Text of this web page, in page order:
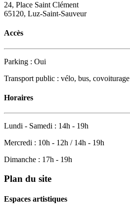
24, Place Saint Clément
65120, Luz-Saint-Sauveur
Accès
Parking : Oui
Transport public : vélo, bus, covoiturage
Horaires
Lundi - Samedi : 14h - 19h
Mercredi : 10h - 12h / 14h - 19h
Dimanche : 17h - 19h
Plan du site
Espaces artistiques